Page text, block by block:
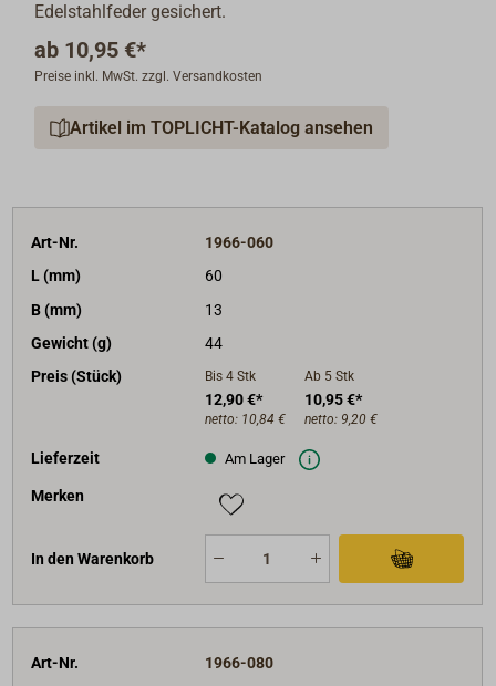
Edelstahlfeder gesichert.
ab 10,95 €*
Preise inkl. MwSt. zzgl. Versandkosten
Artikel im TOPLICHT-Katalog ansehen
Art-Nr.
1966-060
L (mm)
60
B (mm)
13
Gewicht (g)
44
Preis (Stück)
Bis 4 Stk
12,90 €*
netto: 10,84 €
Ab 5 Stk
10,95 €*
netto: 9,20 €
Lieferzeit Am Lager
Merken
In den Warenkorb
Art-Nr.
1966-080